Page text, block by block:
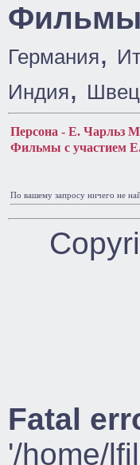
Фильмы
Германия,
Индия,
Персона - Е. Чарльз
Фильмы с участием
По вашему запросу ничего не
Fatal
'/home/